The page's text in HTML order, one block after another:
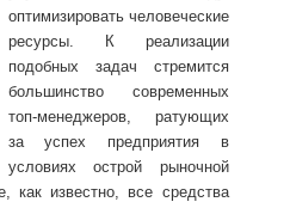
оптимизировать человеческие
ресурсы. К реализации
подобных задач стремится
большинство современных
топ-менеджеров, ратующих
за успех предприятия в
условиях острой рыночной
как известно, все средства